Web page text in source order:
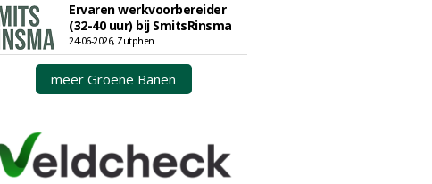
Ervaren werkvoorbereider
(32-40 uur) bij SmitsRinsma
24-06-2026, Zutphen
meer Groene Banen